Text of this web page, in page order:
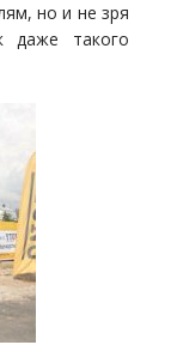
но и не зря
даже такого